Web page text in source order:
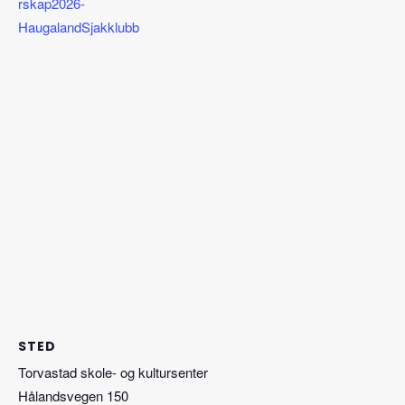
HaugalandSjakklubb
STED
Torvastad skole- og kultursenter
Hålandsvegen 150